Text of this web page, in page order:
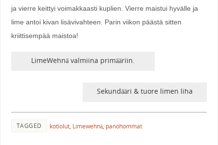
ja vierre keittyi voimakkaasti kuplien. Vierre maistui hyvälle ja
lime antoi kivan lisävivahteen. Parin viikon päästä sitten
kriittisempää maistoa!
LimeWehnä valmiina primääriin.
Sekundääri & tuore limen liha
TAGGED kotiolut, Limewehnä, panohommat